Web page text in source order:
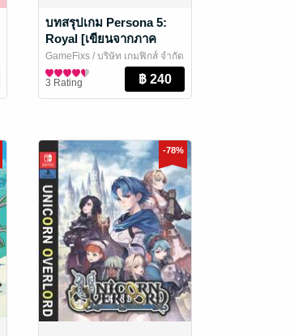
บทสรุปเกม Persona 5:
Royal [เขียนจากภาค
Royal ฉบับสมบูรณ์/หนา
สุดในไทย 822 หน้า/พิมพ์สี/
ใช้ Text รวม 537,391 คำ]
GameFixs / บริษัท เกมฟิกส์ จำกัด
นิตยสารการ์ตูนและเกม
3 Rating
-78%